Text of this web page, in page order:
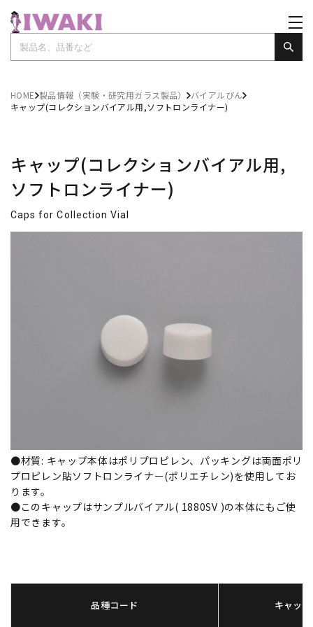
HOME 製品情報（実験・研究用ガラス製品）
バイアルびん
キャップ(コレクションバイアル用,ソフトロンライナー)
キャップ(コレクションバイアル用,
ソフトロンライナー)
Caps for Collection Vial
●材質: キャップ本体はポリプロピレン、パッキングは両面ポリ
プロピレン貼ソフトロンライナー(ポリエチレン)を使用してお
ります。
●このキャップはサンプルバイアル( 1880SV )の本体にもご使
用できます。
品種コード キャッ